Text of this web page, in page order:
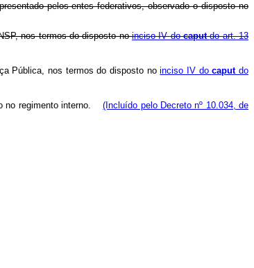
pelos entes federativos, observado o disposto no
nos termos do disposto noinciso IV docaputdo art. 13
Pública, nos termos do disposto noinciso IV docaputdo
no regimento interno.(Incluído pelo Decreto nº 10.034, de